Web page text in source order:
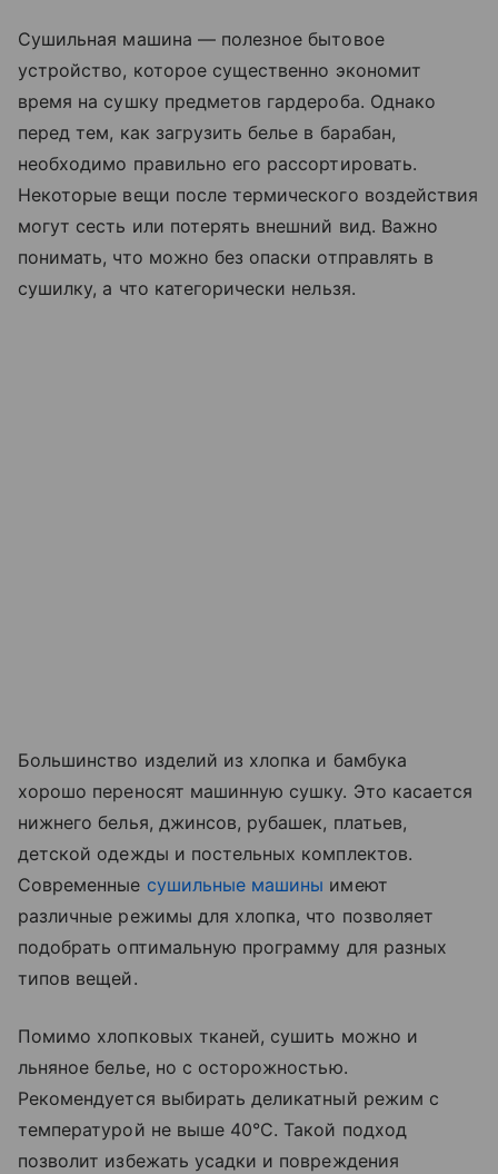
Сушильная машина — полезное бытовое
устройство, которое существенно экономит
время на сушку предметов гардероба. Однако
перед тем, как загрузить белье в барабан,
необходимо правильно его рассортировать.
Некоторые вещи после термического воздействия
могут сесть или потерять внешний вид. Важно
понимать, что можно без опаски отправлять в
сушилку, а что категорически нельзя.
Большинство изделий из хлопка и бамбука
хорошо переносят машинную сушку. Это касается
нижнего белья, джинсов, рубашек, платьев,
детской одежды и постельных комплектов.
Современные сушильные машины имеют
различные режимы для хлопка, что позволяет
подобрать оптимальную программу для разных
типов вещей.
Помимо хлопковых тканей, сушить можно и
льняное белье, но с осторожностью.
Рекомендуется выбирать деликатный режим с
температурой не выше 40°C. Такой подход
позволит избежать усадки и повреждения